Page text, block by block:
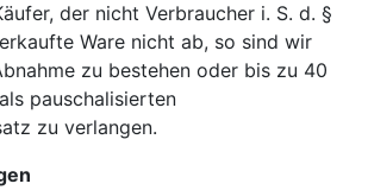
der nicht Verbraucher i. S. d. §
Ware nicht ab, so sind wir
zu bestehen oder bis zu 40
pauschalisierten
zu verlangen.